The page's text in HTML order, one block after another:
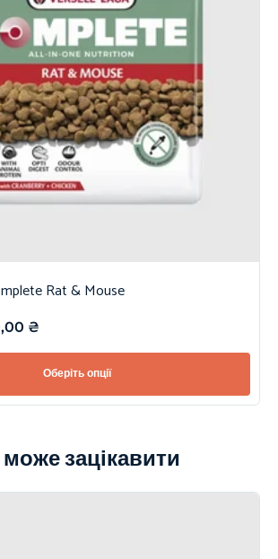
Rat & Mouse
₴
Оберіть опції
зацікавити